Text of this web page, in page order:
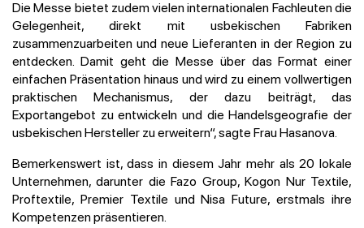
Die Messe bietet zudem vielen internationalen Fachleuten die
Gelegenheit, direkt mit usbekischen Fabriken
zusammenzuarbeiten und neue Lieferanten in der Region zu
entdecken. Damit geht die Messe über das Format einer
einfachen Präsentation hinaus und wird zu einem vollwertigen
praktischen Mechanismus, der dazu beiträgt, das
Exportangebot zu entwickeln und die Handelsgeografie der
usbekischen Hersteller zu erweitern“, sagte Frau Hasanova.
Bemerkenswert ist, dass in diesem Jahr mehr als 20 lokale
Unternehmen, darunter die Fazo Group, Kogon Nur Textile,
Proftextile, Premier Textile und Nisa Future, erstmals ihre
Kompetenzen präsentieren.